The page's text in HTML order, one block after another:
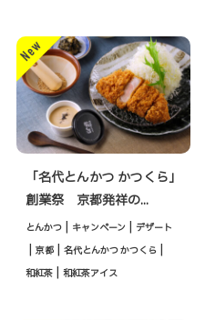
「名代とんかつ かつくら」
創業祭 京都発祥の...
とんかつ | キャンペーン | デザート
| 京都 | 名代とんかつ かつくら |
和紅茶 | 和紅茶アイス